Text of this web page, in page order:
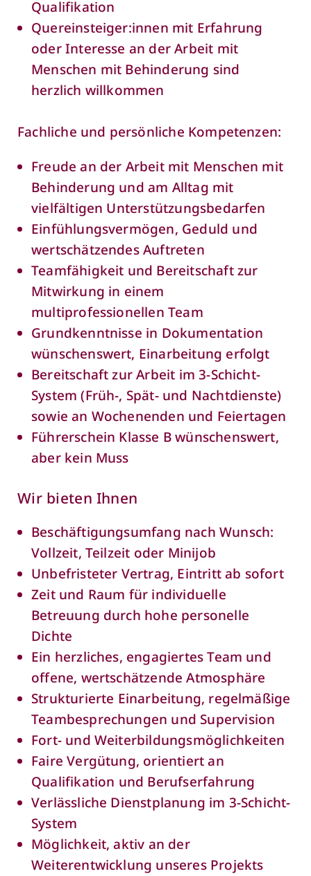
Qualifikation
Quereinsteiger:innen mit Erfahrung
oder Interesse an der Arbeit mit
Menschen mit Behinderung sind
herzlich willkommen
Fachliche und persönliche Kompetenzen:
Freude an der Arbeit mit Menschen mit
Behinderung und am Alltag mit
vielfältigen Unterstützungsbedarfen
Einfühlungsvermögen, Geduld und
wertschätzendes Auftreten
Teamfähigkeit und Bereitschaft zur
Mitwirkung in einem
multiprofessionellen Team
Grundkenntnisse in Dokumentation
wünschenswert, Einarbeitung erfolgt
Bereitschaft zur Arbeit im 3-Schicht-
System (Früh-, Spät- und Nachtdienste)
sowie an Wochenenden und Feiertagen
Führerschein Klasse B wünschenswert,
aber kein Muss
Wir bieten Ihnen
Beschäftigungsumfang nach Wunsch:
Vollzeit, Teilzeit oder Minijob
Unbefristeter Vertrag, Eintritt ab sofort
Zeit und Raum für individuelle
Betreuung durch hohe personelle
Dichte
Ein herzliches, engagiertes Team und
offene, wertschätzende Atmosphäre
Strukturierte Einarbeitung, regelmäßige
Teambesprechungen und Supervision
Fort- und Weiterbildungsmöglichkeiten
Faire Vergütung, orientiert an
Qualifikation und Berufserfahrung
Verlässliche Dienstplanung im 3-Schicht-
System
Möglichkeit, aktiv an der
Weiterentwicklung unseres Projekts